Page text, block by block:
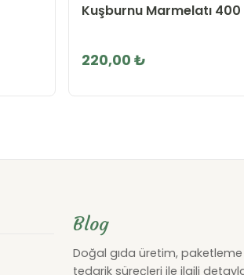
Kuşburnu Marmelatı 400
220,00 ₺
Blog
Doğal gıda üretim,
tedarik süreçleri ile ilgili